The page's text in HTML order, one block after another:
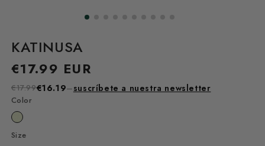
KATINUSA
Precio
€17.99 EUR
€17.99€16.19–suscríbete a nuestra newsletter
Size
Color